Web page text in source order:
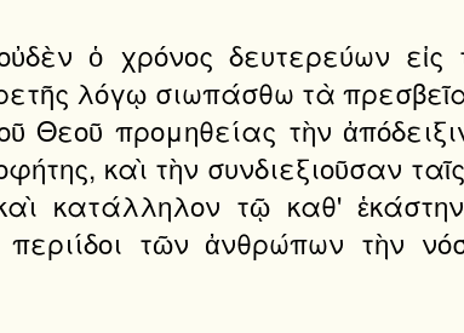
ὁ χρόνος δευτερεύων
λόγῳ σιωπάσθω τὰ
προμηθείας τὴν
καὶ τὴν συνδιεξιοῦσαν
κατάλληλον τῷ καθ'
τῶν ἀνθρώπων τὴν